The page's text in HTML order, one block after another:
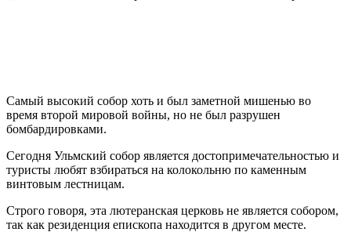
Самый высокий собор хоть и был заметной мишенью во
время второй мировой войны, но не был разрушен
бомбардировками.
Сегодня Ульмский собор является достопримечательностью и
туристы любят взбираться на колокольню по каменным
винтовым лестницам.
Строго говоря, эта лютеранская церковь не является собором,
так как резиденция епископа находится в другом месте.